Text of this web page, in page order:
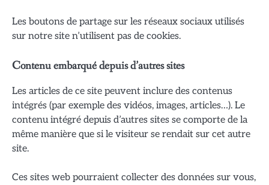
Les boutons de partage sur les réseaux sociaux utilisés
sur notre site n’utilisent pas de cookies.
Contenu embarqué depuis d’autres sites
Les articles de ce site peuvent inclure des contenus
intégrés (par exemple des vidéos, images, articles…). Le
contenu intégré depuis d’autres sites se comporte de la
même manière que si le visiteur se rendait sur cet autre
site.
Ces sites web pourraient collecter des données sur vous,